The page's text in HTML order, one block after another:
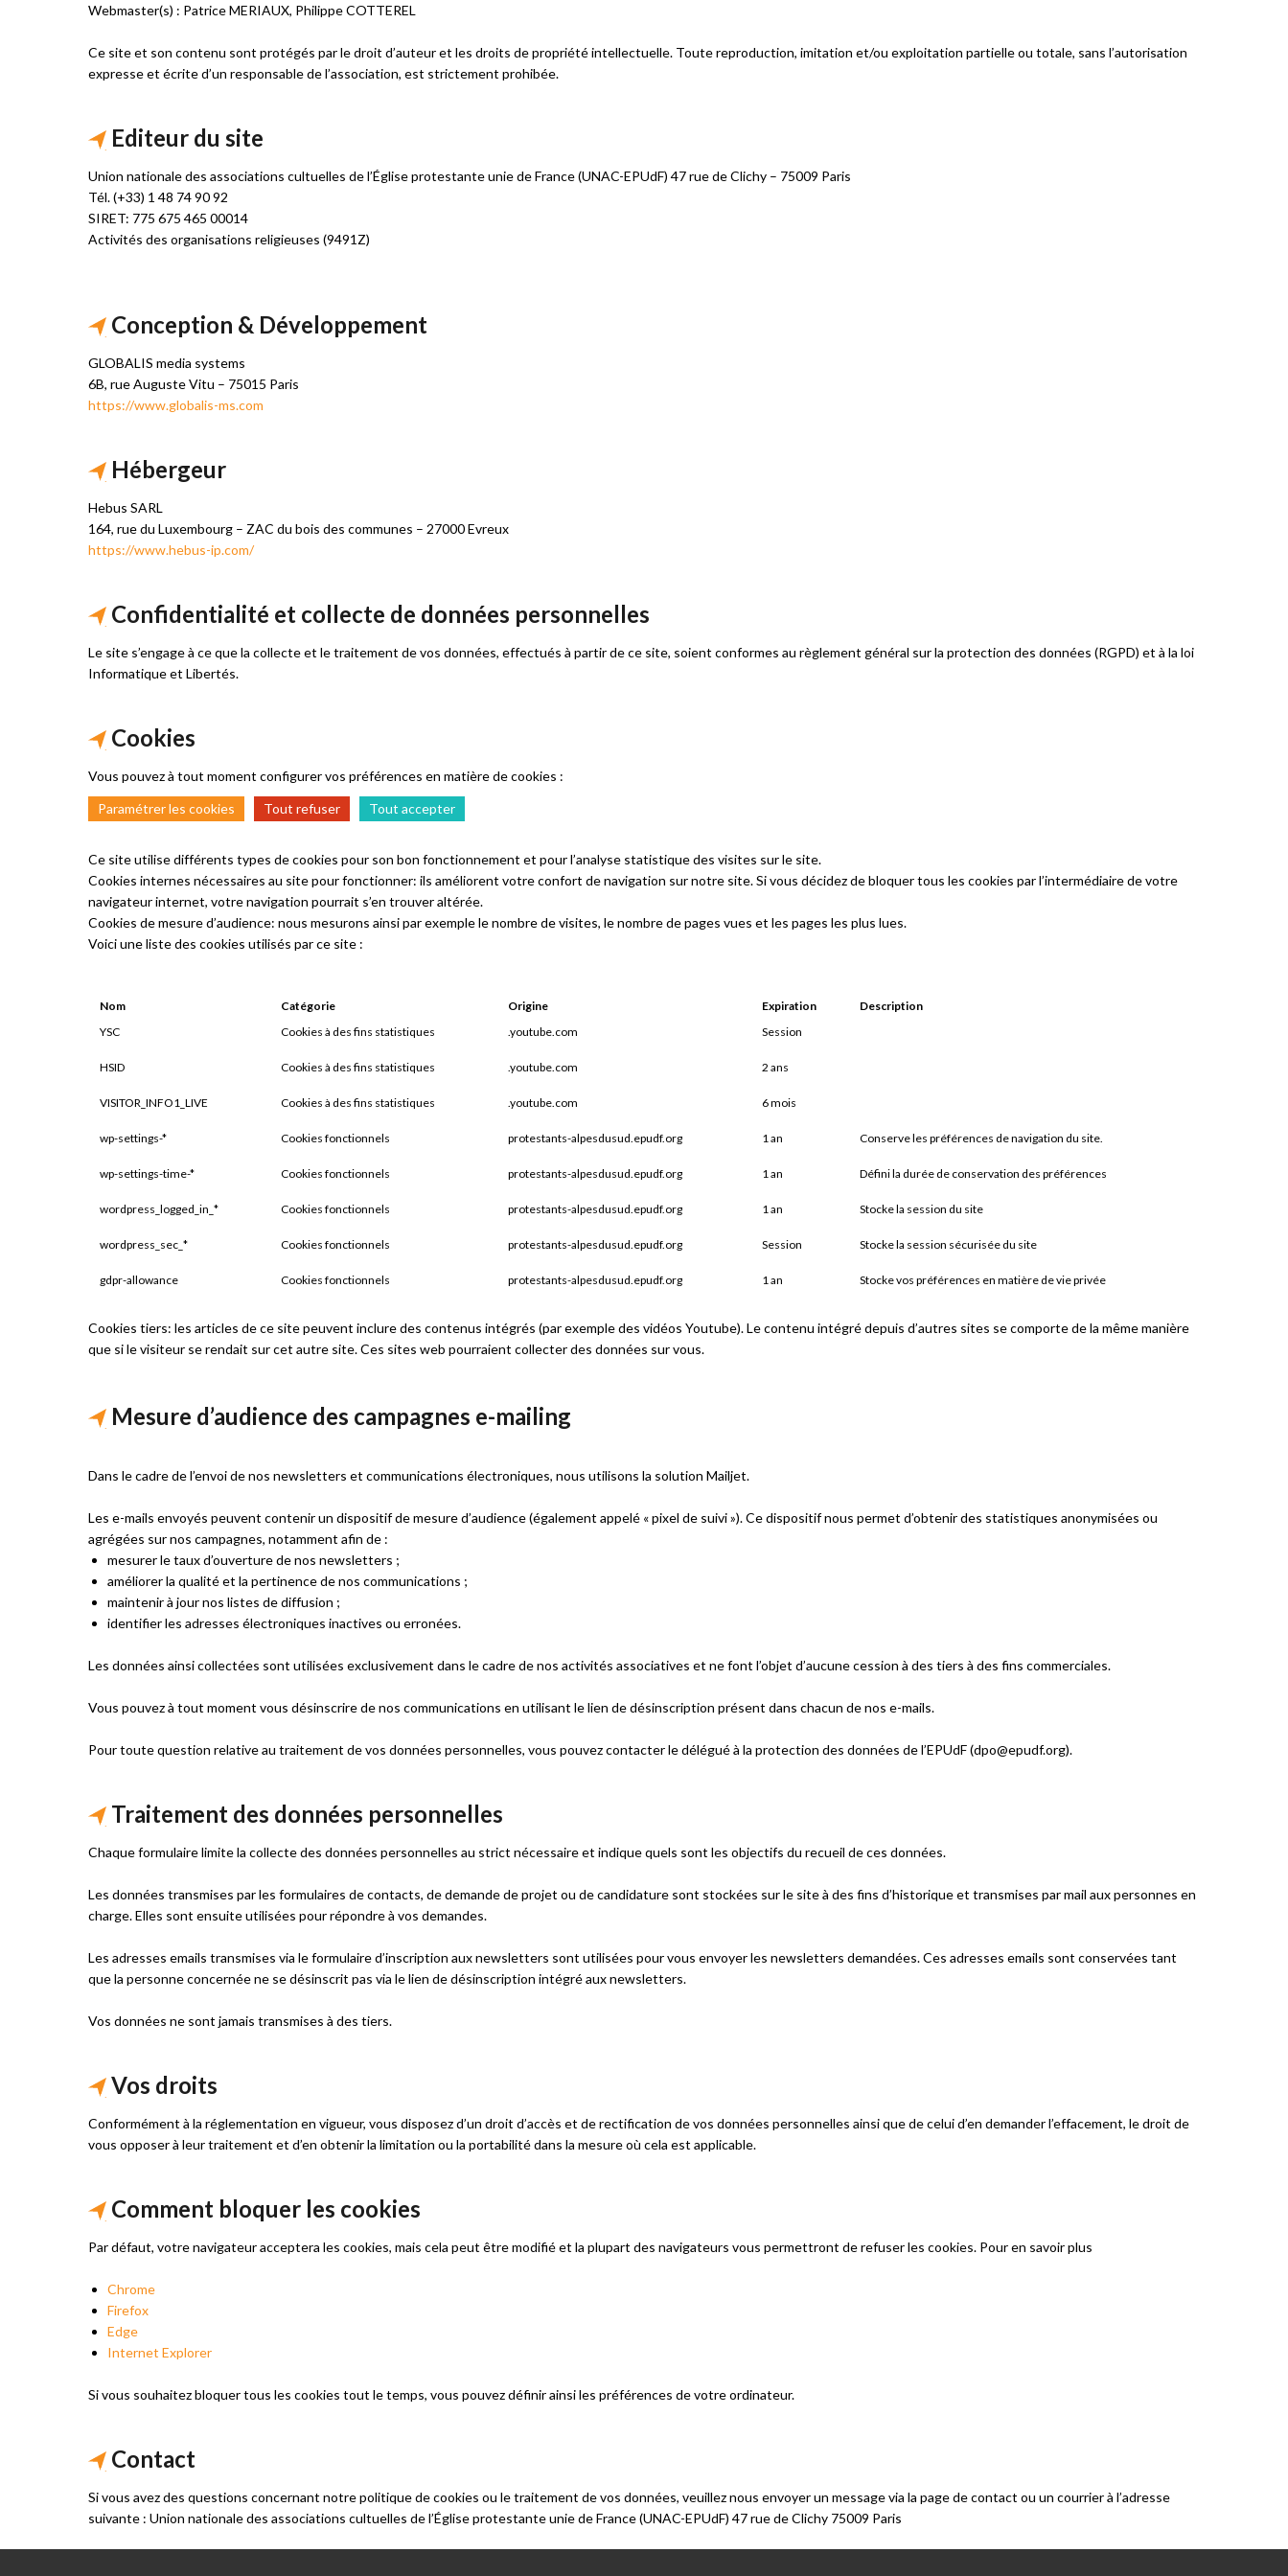
Webmaster(s) : Patrice MERIAUX, Philippe COTTEREL
Ce site et son contenu sont protégés par le droit d’auteur et les droits de propriété intellectuelle. Toute reproduction, imitation et/ou exploitation partielle ou totale, sans l’autorisation
expresse et écrite d’un responsable de l’association, est strictement prohibée.
Editeur du site
Union nationale des associations cultuelles de l’Église protestante unie de France (UNAC-EPUdF) 47 rue de Clichy – 75009 Paris
Tél. (+33) 1 48 74 90 92
SIRET: 775 675 465 00014
Activités des organisations religieuses (9491Z)
Conception & Développement
GLOBALIS media systems
6B, rue Auguste Vitu – 75015 Paris
https://www.globalis-ms.com
Hébergeur
Hebus SARL
164, rue du Luxembourg – ZAC du bois des communes – 27000 Evreux
https://www.hebus-ip.com/
Confidentialité et collecte de données personnelles
Le site s’engage à ce que la collecte et le traitement de vos données, effectués à partir de ce site, soient conformes au règlement général sur la protection des données (RGPD) et à la loi
Informatique et Libertés.
Cookies
Vous pouvez à tout moment configurer vos préférences en matière de cookies :
Paramétrer les cookies
Tout refuser Tout accepter
Ce site utilise différents types de cookies pour son bon fonctionnement et pour l’analyse statistique des visites sur le site.
Cookies internes nécessaires au site pour fonctionner: ils améliorent votre confort de navigation sur notre site. Si vous décidez de bloquer tous les cookies par l’intermédiaire de votre
navigateur internet, votre navigation pourrait s’en trouver altérée.
Cookies de mesure d’audience: nous mesurons ainsi par exemple le nombre de visites, le nombre de pages vues et les pages les plus lues.
Voici une liste des cookies utilisés par ce site :
Nom Catégorie Origine Expiration
Description
YSC
Cookies à des fins statistiques .youtube.com Session
HSID Cookies à des fins statistiques .youtube.com 2 ans
VISITOR_INFO1_LIVE Cookies à des fins statistiques .youtube.com 6 mois
wp-settings-* Cookies fonctionnels protestants-alpesdusud.epudf.org 1 an Conserve les préférences de navigation du site.
wp-settings-time-* Cookies fonctionnels protestants-alpesdusud.epudf.org 1 an Défini la durée de conservation des préférences
wordpress_logged_in_* Cookies fonctionnels protestants-alpesdusud.epudf.org 1 an Stocke la session du site
wordpress_sec_* Cookies fonctionnels protestants-alpesdusud.epudf.org Session Stocke la session sécurisée du site
gdpr-allowance Cookies fonctionnels protestants-alpesdusud.epudf.org 1 an Stocke vos préférences en matière de vie privée
Cookies tiers: les articles de ce site peuvent inclure des contenus intégrés (par exemple des vidéos Youtube). Le contenu intégré depuis d’autres sites se comporte de la même manière
que si le visiteur se rendait sur cet autre site. Ces sites web pourraient collecter des données sur vous.
Mesure d’audience des campagnes e-mailing
Dans le cadre de l’envoi de nos newsletters et communications électroniques, nous utilisons la solution Mailjet.
Les e-mails envoyés peuvent contenir un dispositif de mesure d’audience (également appelé « pixel de suivi »). Ce dispositif nous permet d’obtenir des statistiques anonymisées ou
agrégées sur nos campagnes, notamment afin de :
mesurer le taux d’ouverture de nos newsletters ;
améliorer la qualité et la pertinence de nos communications ;
maintenir à jour nos listes de diffusion ;
identifier les adresses électroniques inactives ou erronées.
Les données ainsi collectées sont utilisées exclusivement dans le cadre de nos activités associatives et ne font l’objet d’aucune cession à des tiers à des fins commerciales.
Vous pouvez à tout moment vous désinscrire de nos communications en utilisant le lien de désinscription présent dans chacun de nos e-mails.
Pour toute question relative au traitement de vos données personnelles, vous pouvez contacter le délégué à la protection des données de l’EPUdF (dpo@epudf.org).
Traitement des données personnelles
Chaque formulaire limite la collecte des données personnelles au strict nécessaire et indique quels sont les objectifs du recueil de ces données.
Les données transmises par les formulaires de contacts, de demande de projet ou de candidature sont stockées sur le site à des fins d’historique et transmises par mail aux personnes en
charge. Elles sont ensuite utilisées pour répondre à vos demandes.
Les adresses emails transmises via le formulaire d’inscription aux newsletters sont utilisées pour vous envoyer les newsletters demandées. Ces adresses emails sont conservées tant
que la personne concernée ne se désinscrit pas via le lien de désinscription intégré aux newsletters.
Vos données ne sont jamais transmises à des tiers.
Vos droits
Conformément à la réglementation en vigueur, vous disposez d’un droit d’accès et de rectification de vos données personnelles ainsi que de celui d’en demander l’effacement, le droit de
vous opposer à leur traitement et d’en obtenir la limitation ou la portabilité dans la mesure où cela est applicable.
Comment bloquer les cookies
Par défaut, votre navigateur acceptera les cookies, mais cela peut être modifié et la plupart des navigateurs vous permettront de refuser les cookies. Pour en savoir plus
Chrome
Firefox
Edge
Internet Explorer
Si vous souhaitez bloquer tous les cookies tout le temps, vous pouvez définir ainsi les préférences de votre ordinateur.
Contact
Si vous avez des questions concernant notre politique de cookies ou le traitement de vos données, veuillez nous envoyer un message via la page de contact ou un courrier à l’adresse
suivante : Union nationale des associations cultuelles de l’Église protestante unie de France (UNAC-EPUdF) 47 rue de Clichy 75009 Paris